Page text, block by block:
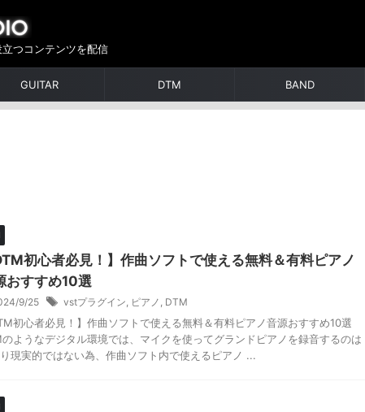
つコンテンツを配信
GUITAR DTM BAND
初心者必見！】作曲ソフトで使える無料＆有料ピアノ
おすすめ10選
9/25 vstプラグイン, ピアノ , DTM
初心者必見！】作曲ソフトで使える無料＆有料ピアノ音源おすすめ10選
のようなデジタル環境では、マイクを使ってグランドピアノを録音するのは
現実的ではない為、作曲ソフト内で使えるピアノ ...